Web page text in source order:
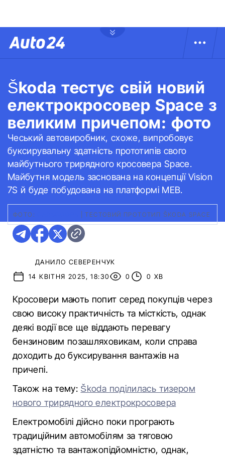
Škoda тестує свій новий
електрокросовер Space з
великим причепом: фото
Чеський автовиробник, схоже, випробовує
буксирувальну здатність прототипів свого
майбутнього трирядного кросовера Space.
Майбутня модель заснована на концепції Vision
7S й буде побудована на платформі MEB.
ФОТО: ТЕСТОВИЙ ПРОТОТИП ŠKODA SPACE
ДАНИЛО СЕВЕРЕНЧУК
14 КВІТНЯ 2025, 18:30
0 0 ХВ
Кросовери мають попит серед покупців через
свою високу практичність та місткість, однак
деякі водії все ще віддають перевагу
бензиновим позашляховикам, коли справа
доходить до буксирування вантажів на
причепі.
Також на тему: Škoda поділилась тизером
нового трирядного електрокросовера
Електромобілі дійсно поки програють
традиційним автомобілям за тяговою
здатністю та вантажопідйомністю, однак,